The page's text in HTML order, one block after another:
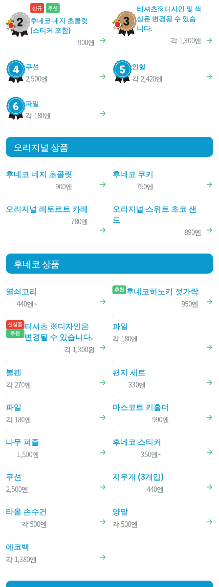
신규 추천
후네코 네지 초콜릿
(스티커 포함)
900엔
티셔츠※디자인 및 색
상은 변경될 수 있습
니다.
각 1,300엔
쿠션
2,500엔
인형
각 2,420엔
파일
각 180엔
오리지널 상품
후네코 네지 초콜릿
900엔
후네코 쿠키
750엔
오리지널 레토르트 카레
780엔
오리지널 스위트 초코 샌
드
890엔
후네코 상품
열쇠고리
440엔~
추천 후네코히노키 젓가락
950엔
신상품
추천
티셔츠 ※디자인은
변경될 수 있습니다.
각 1,300원
파일
각 180엔
볼펜
각 270엔
편지 세트
330엔
파일
각 180엔
마스코트 키홀더
990엔
나무 퍼즐
1,500엔
후네코 스티커
350엔~
쿠션
2,500엔
지우개 (3개입)
440엔
타올 손수건
각 500엔
양말
각 500엔
에코백
각 1,380엔